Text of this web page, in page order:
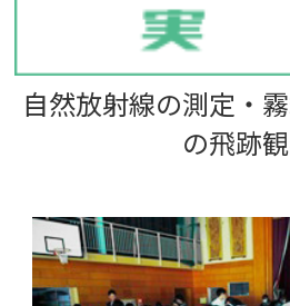
自然放射線の測定・
の飛跡